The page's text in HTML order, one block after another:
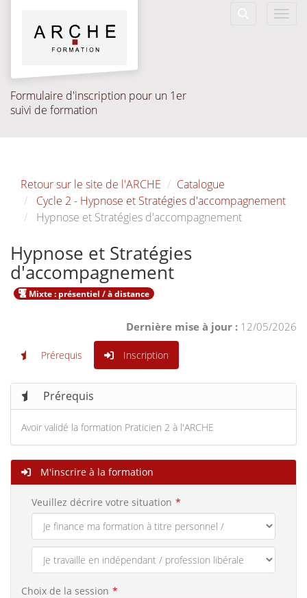
Formulaire d'inscription pour un 1er
suivi de formation
Retour sur le site de l'ARCHE
Catalogue
Cycle 2 - Hypnose et Stratégies d'accompagnement
Hypnose et Stratégies d'accompagnement
Hypnose et Stratégies
d'accompagnement
Mixte : présentiel / à distance
Dernière mise à jour : 12/05/2026
Prérequis Inscription
Prérequis
Avoir validé la formation Praticien 2 à l'ARCHE
M'inscrire à la formation
Veuillez décrire votre situation
Choix de la session